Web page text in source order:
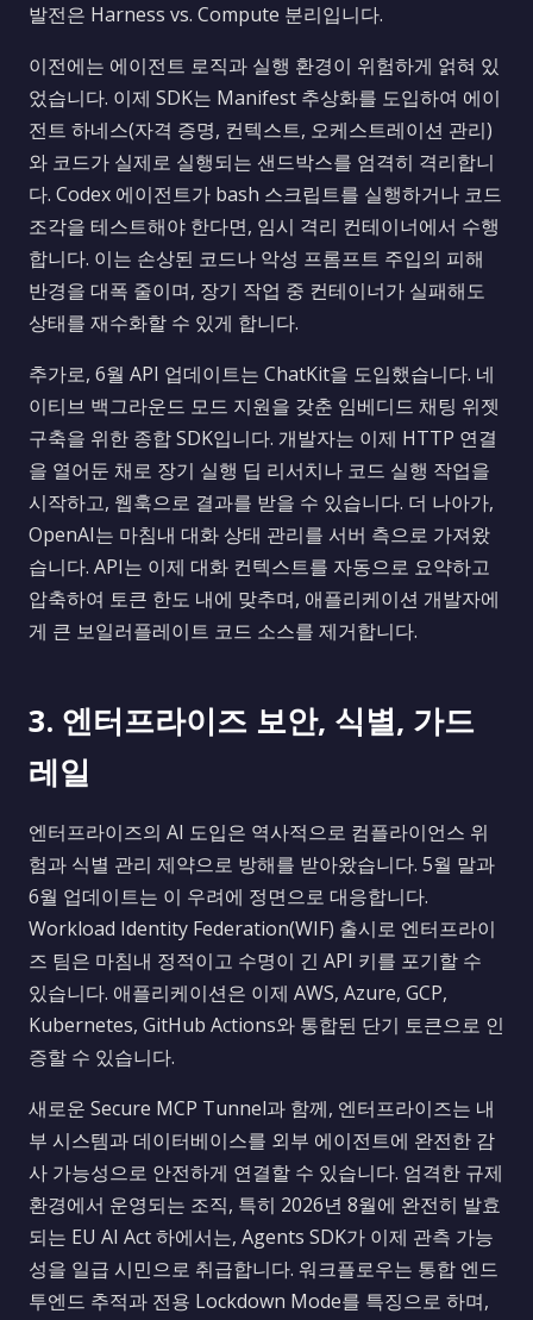
발전은 Harness vs. Compute 분리입니다.
이전에는 에이전트 로직과 실행 환경이 위험하게 얽혀 있
었습니다. 이제 SDK는 Manifest 추상화를 도입하여 에이
전트 하네스(자격 증명, 컨텍스트, 오케스트레이션 관리)
와 코드가 실제로 실행되는 샌드박스를 엄격히 격리합니
다. Codex 에이전트가 bash 스크립트를 실행하거나 코드
조각을 테스트해야 한다면, 임시 격리 컨테이너에서 수행
합니다. 이는 손상된 코드나 악성 프롬프트 주입의 피해
반경을 대폭 줄이며, 장기 작업 중 컨테이너가 실패해도
상태를 재수화할 수 있게 합니다.
추가로, 6월 API 업데이트는 ChatKit을 도입했습니다. 네
이티브 백그라운드 모드 지원을 갖춘 임베디드 채팅 위젯
구축을 위한 종합 SDK입니다. 개발자는 이제 HTTP 연결
을 열어둔 채로 장기 실행 딥 리서치나 코드 실행 작업을
시작하고, 웹훅으로 결과를 받을 수 있습니다. 더 나아가,
OpenAI는 마침내 대화 상태 관리를 서버 측으로 가져왔
습니다. API는 이제 대화 컨텍스트를 자동으로 요약하고
압축하여 토큰 한도 내에 맞추며, 애플리케이션 개발자에
게 큰 보일러플레이트 코드 소스를 제거합니다.
3. 엔터프라이즈 보안, 식별, 가드
레일
엔터프라이즈의 AI 도입은 역사적으로 컴플라이언스 위
험과 식별 관리 제약으로 방해를 받아왔습니다. 5월 말과
6월 업데이트는 이 우려에 정면으로 대응합니다.
Workload Identity Federation(WIF) 출시로 엔터프라이
즈 팀은 마침내 정적이고 수명이 긴 API 키를 포기할 수
있습니다. 애플리케이션은 이제 AWS, Azure, GCP,
Kubernetes, GitHub Actions와 통합된 단기 토큰으로 인
증할 수 있습니다.
새로운 Secure MCP Tunnel과 함께, 엔터프라이즈는 내
부 시스템과 데이터베이스를 외부 에이전트에 완전한 감
사 가능성으로 안전하게 연결할 수 있습니다. 엄격한 규제
환경에서 운영되는 조직, 특히 2026년 8월에 완전히 발효
되는 EU AI Act 하에서는, Agents SDK가 이제 관측 가능
성을 일급 시민으로 취급합니다. 워크플로우는 통합 엔드
투엔드 추적과 전용 Lockdown Mode를 특징으로 하며,